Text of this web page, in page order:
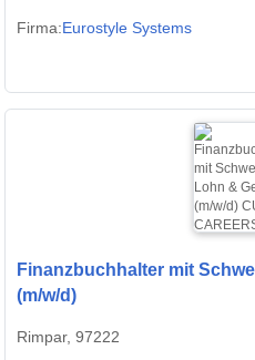
Firma:Eurostyle Systems
Finanzbuchhalter mit
(m/w/d)
Rimpar, 97222